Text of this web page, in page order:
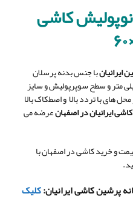
کاشی
با جنس بدنه پرسلان
با مقاومت بسیار بالا و ضخامت ۱۱ میلی متر و سطح سوپرپولیش و سایز
محل های با تردد بالا و اصطکاک بالا
ایرانیان در اصفهانعرضه می
و خرید کاشی در اصفهان با
پرشین کاشی ایرانیان:کلیک